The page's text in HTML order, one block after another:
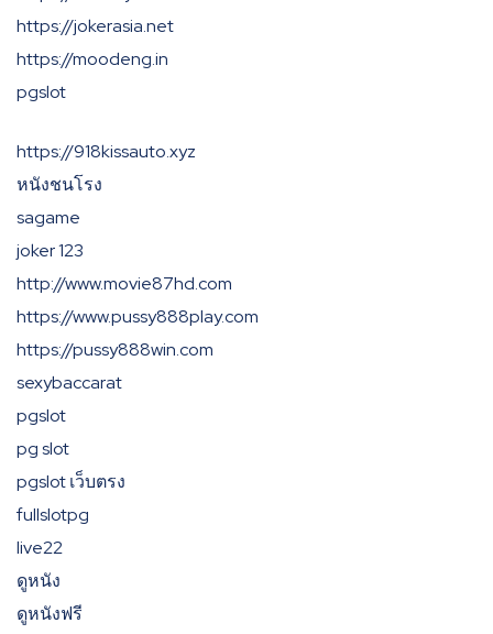
https://jokerasia.net
https://moodeng.in
pgslot
https://918kissauto.xyz
หนังชนโรง
sagame
joker 123
http://www.movie87hd.com
https://www.pussy888play.com
https://pussy888win.com
sexybaccarat
pgslot
pg slot
pgslot เว็บตรง
fullslotpg
live22
ดูหนัง
ดูหนังฟรี